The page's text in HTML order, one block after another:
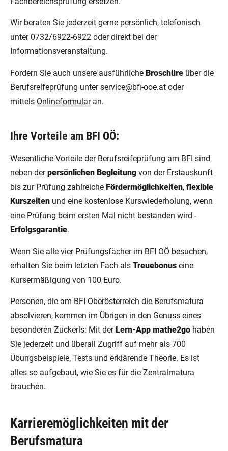
Wir beraten Sie jederzeit gerne persönlich, telefonisch
unter 0732/6922-6922 oder direkt bei der
Informationsveranstaltung.
Fordern Sie auch unsere ausführliche Broschüre über die
Berufsreifeprüfung unter service@bfi-ooe.at oder
mittels Onlineformularan.
Ihre Vorteile am BFI OÖ:
Wesentliche Vorteile der Berufsreifeprüfung am BFI sind
neben derpersönlichen Begleitung von der Erstauskunft
bis zur Prüfung zahlreiche Fördermöglichkeiten, flexible
Kurszeiten und eine kostenlose Kurswiederholung, wenn
eine Prüfung beim ersten Mal nicht bestanden wird -
Erfolgsgarantie.
Wenn Sie alle vier Prüfungsfächer im BFI OÖ besuchen,
erhalten Sie beim letzten Fach als Treuebonus eine
Kursermäßigung von 100 Euro.
Personen, die am BFI Oberösterreich die Berufsmatura
absolvieren, kommen im Übrigen in den Genuss eines
besonderen Zuckerls: Mit derLern-App mathe2go haben
Sie jederzeit und überall Zugriff auf mehr als 700
Übungsbeispiele, Tests und erklärende Theorie. Es ist
alles so aufgebaut, wie Sie es für die Zentralmatura
brauchen.
Karrieremöglichkeiten mit der
Berufsmatura